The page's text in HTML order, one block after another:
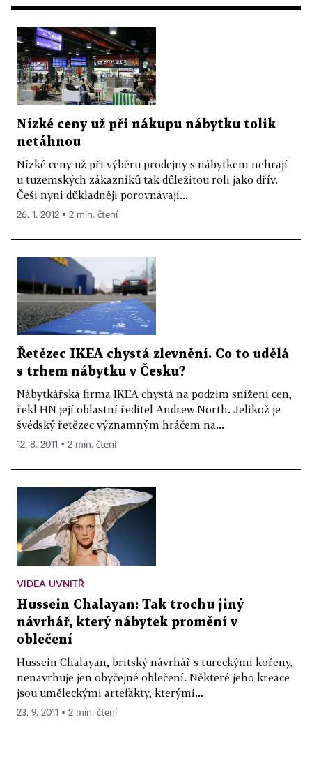
Nízké ceny už při nákupu nábytku tolik
netáhnou
Nízké ceny už při výběru prodejny s nábytkem nehrají
u tuzemských zákazníků tak důležitou roli jako dřív.
Češi nyní důkladněji porovnávají...
26. 1. 2012 ▪ 2 min. čtení
Řetězec IKEA chystá zlevnění. Co to udělá
s trhem nábytku v Česku?
Nábytkářská firma IKEA chystá na podzim snížení cen,
řekl HN její oblastní ředitel Andrew North. Jelikož je
švédský řetězec významným hráčem na...
12. 8. 2011 ▪ 2 min. čtení
VIDEA UVNITŘ
Hussein Chalayan: Tak trochu jiný
návrhář, který nábytek promění v
oblečení
Hussein Chalayan, britský návrhář s tureckými kořeny,
nenavrhuje jen obyčejné oblečení. Některé jeho kreace
jsou uměleckými artefakty, kterými...
23. 9. 2011 ▪ 2 min. čtení